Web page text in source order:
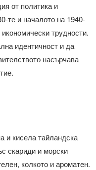
от политика и
те и началото на 1940-
трудности.
идентичност и да
насърчава
и кисела тайландска
скариди и морски
колкото и ароматен.